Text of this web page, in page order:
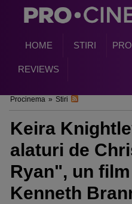
HOME STIRI
REVIEWS
Procinema » Stiri
Keira
alaturi de
Ryan", un
Kenneth